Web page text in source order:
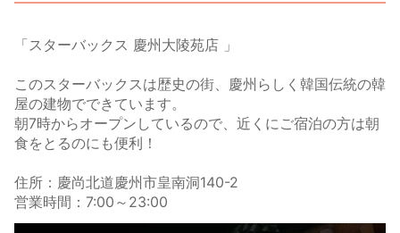
「スターバックス 慶州大陵苑店 」
このスターバックスは歴史の街、慶州らしく韓国伝統の韓
屋の建物でできています。
朝7時からオープンしているので、近くにご宿泊の方は朝
食をとるのにも便利！
住所：慶尚北道慶州市皇南洞140-2
営業時間：7:00～23:00